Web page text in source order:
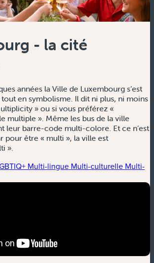
- la cité
années la Ville de Luxembourg s’est
tout en symbolisme. Il dit ni plus, ni moins
» ou si vous préférez «
multiple ». Même les bus de la ville
leur barre-code multi-colore. Et ce n’est
pour être « multi », la ville est
».
Multi-lingue Multi-culturelle Multi-